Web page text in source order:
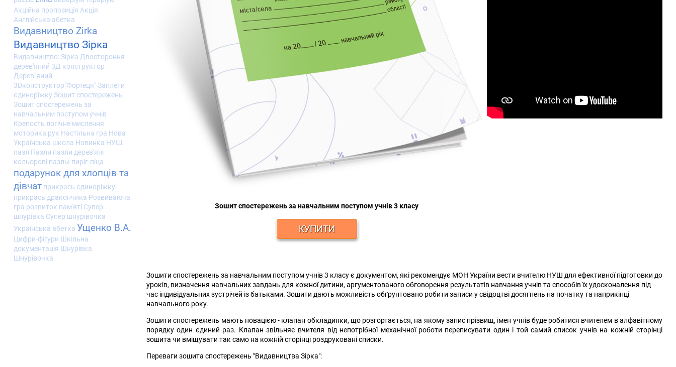
Акційна пропозиція Акція
Англійська абетка
Видавництво Zirka
Видавництво Зірка
Видавництво: Зірка Двостороння
дерев'яний 3Д конструктор
Дерев`яний
3Dконструктор"Фортеця" Заплети
єдиноріжку Зошит спостережень
Зошит спостережень за
навчальним поступом учнів
Крепость логічне мислення
моторика рук Настільна гра Нова
Українська школа Новинка НУШ
пазл Пазли пазли дерев'яні
кольорові пазлы пиріг-піца
подарунок для хлопців та
дівчат прикрась єдиноріжку
прикрась дракончика Розвиваюча
гра розвиток пам'яті Супер
шнурівка Супер шнурівочка
Українська абетка Ущенко В.А.
Цифри-фігури Шкільна
документація Шнурівка
Шнурівочка
Зошит спостережень за навчальним поступом учнів 3 класу
Зошити спостережень за навчальним поступом учнів 3 класу є документом, які рекомендує МОН України вести вчителю НУШ для ефективної підготовки до
уроків, визначення навчальних завдань для кожної дитини, аргументованого обговорення результатів навчання учнів та способів їх удосконалення під
час індивідуальних зустрічей із батьками. Зошити дають можливість обґрунтовано робити записи у свідоцтві досягнень на початку та наприкінці
навчального року.
Зошити спостережень мають новацією - клапан обкладинки, що розгортається, на якому запис прізвищ, імен учнів буде робитися вчителем в алфавітному
порядку один єдиний раз. Клапан звільняє вчителя від непотрібної механічної роботи переписувати один і той самий список учнів на кожній сторінці
зошита чи вміщувати так само на кожній сторінці роздруковані списки.
Переваги зошита спостережень "Видавництва Зірка":